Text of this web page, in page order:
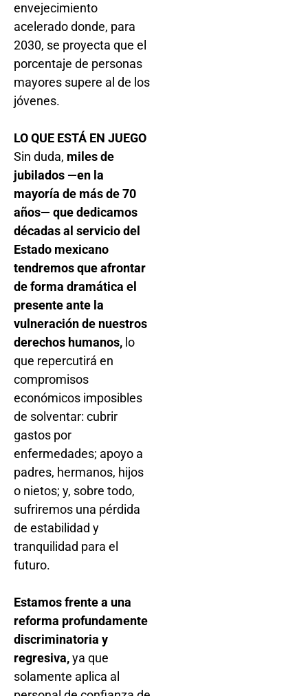
envejecimiento
acelerado donde, para
2030, se proyecta que el
porcentaje de personas
mayores supere al de los
jóvenes.
LO QUE ESTÁ EN JUEGO
Sin duda, miles de
jubilados —en la
mayoría de más de 70
años— que dedicamos
décadas al servicio del
Estado mexicano
tendremos que afrontar
de forma dramática el
presente ante la
vulneración de nuestros
derechos humanos, lo
que repercutirá en
compromisos
económicos imposibles
de solventar: cubrir
gastos por
enfermedades; apoyo a
padres, hermanos, hijos
o nietos; y, sobre todo,
sufriremos una pérdida
de estabilidad y
tranquilidad para el
futuro.
Estamos frente a una
reforma profundamente
discriminatoria y
regresiva,ya que
solamente aplica al